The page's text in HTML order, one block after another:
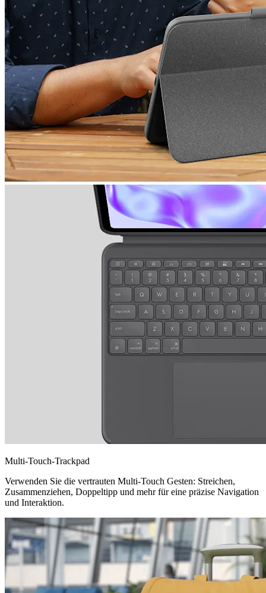
Multi-Touch-Trackpad
Verwenden Sie die vertrauten Multi-Touch Gesten: Streichen,
Zusammenziehen, Doppeltipp und mehr für eine präzise Navigation
und Interaktion.